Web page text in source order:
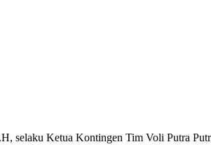
Ketua Kontingen Tim Voli Putra